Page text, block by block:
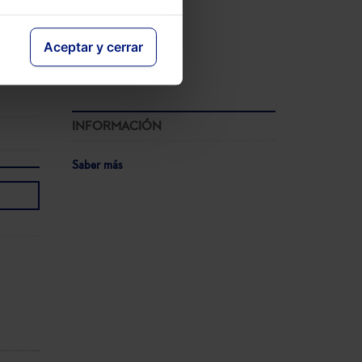
Aceptar y cerrar
V Congreso AECEM
12-05-2026
Ver agenda completa
INFORMACIÓN
Saber más